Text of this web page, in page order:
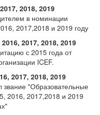
2018, 2019
в номинации
2017,2018 и 2019 году
2017, 2018, 2019
с 2015 года от
ICEF.
2017, 2018, 2019
"Образовательные
2016, 2017,2018 и 2019